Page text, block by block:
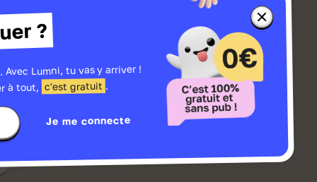
Fermer
la
fenêtre
sur
Lumniz
?
Lumni, tu vas y arriver !
à tout, c'est gratuit .
Je me connecte